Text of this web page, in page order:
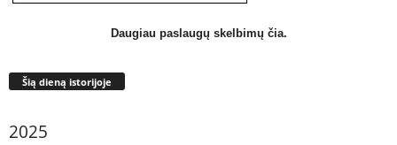
Daugiau paslaugų skelbimų čia.
Šią dieną istorijoje
2025